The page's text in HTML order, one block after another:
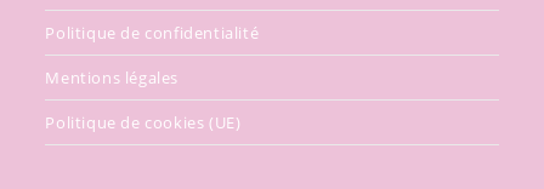
Politique de confidentialité
Mentions légales
Politique de cookies (UE)